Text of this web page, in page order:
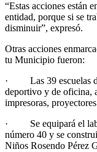
“Estas acciones están
entidad, porque si se
disminuir”, expresó.
Otras acciones
tu Municipio fueron:
· Las 39 escuelas de
deportivo y de oficina,
impresoras,
· Se equipará el
número 40 y se
Niños Rosendo Pérez